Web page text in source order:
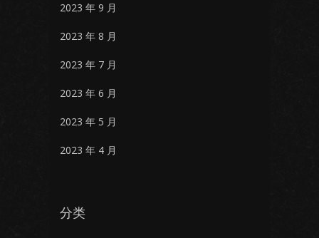
2023 年 9 月
2023 年 8 月
2023 年 7 月
2023 年 6 月
2023 年 5 月
2023 年 4 月
分类